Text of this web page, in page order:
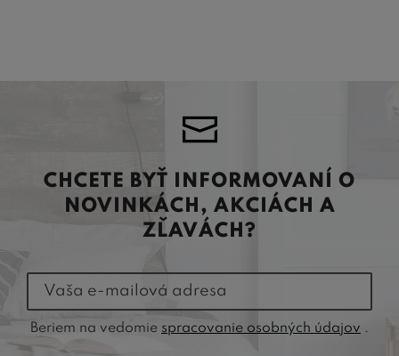
CHCETE BYŤ INFORMOVANÍ O
NOVINKÁCH, AKCIÁCH A
ZĽAVÁCH?
Vaša e-mailová adresa
Beriem na vedomie spracovanie osobných údajov .